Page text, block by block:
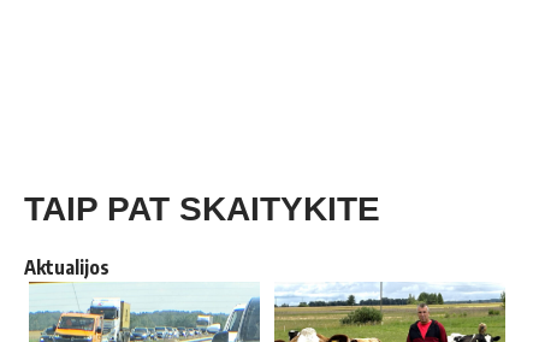
TAIP PAT SKAITYKITE
Aktualijos